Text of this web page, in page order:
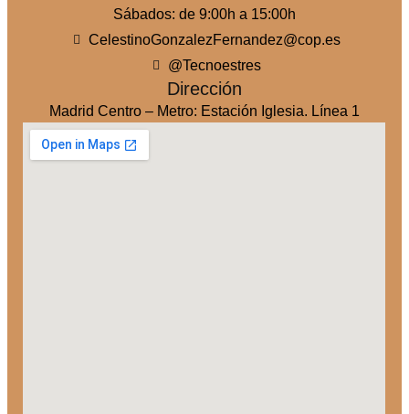
Sábados: de 9:00h a 15:00h
CelestinoGonzalezFernandez@cop.es
@Tecnoestres
Dirección
Madrid Centro – Metro: Estación Iglesia. Línea 1